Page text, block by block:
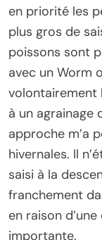
en priorité les
plus gros de
poissons sont
avec un Worm
volontairement
à un agrainage
approche m’a
hivernales. Il
saisi à la
franchement
en raison
importante.